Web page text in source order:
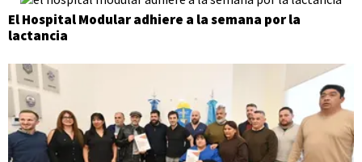
El Hospital Modular adhiere a la semana por la
lactancia